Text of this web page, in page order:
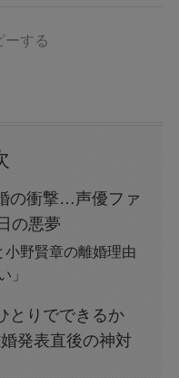
ーする
の衝撃…声優ファ
の悪夢
小野賢章の離婚理由
」
とりでできるか
発表直後の神対